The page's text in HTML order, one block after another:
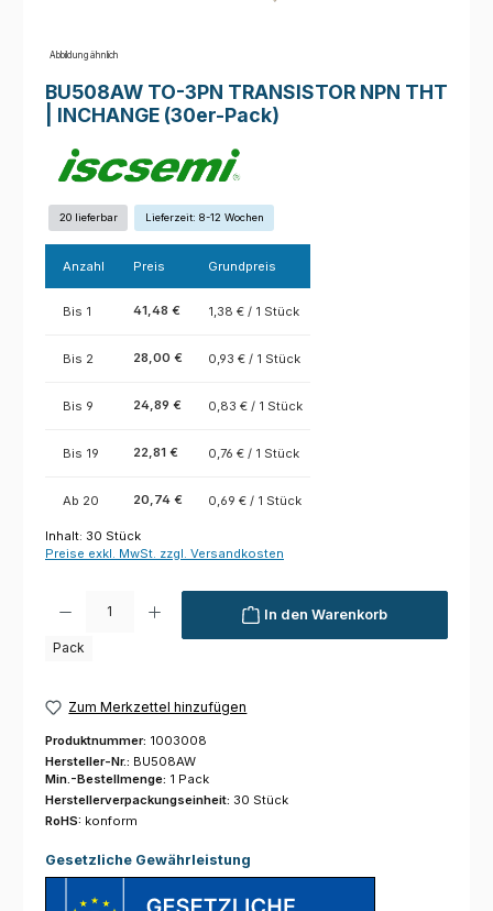
Abbildung ähnlich
BU508AW TO-3PN TRANSISTOR NPN THT
| INCHANGE (30er-Pack)
20 lieferbar Lieferzeit: 8-12 Wochen
Anzahl Preis Grundpreis
Bis 1 41,48 € 1,38 € / 1 Stück
Bis 2 28,00 € 0,93 € / 1 Stück
Bis 9 24,89 € 0,83 € / 1 Stück
Bis 19 22,81 € 0,76 € / 1 Stück
Ab 20 20,74 € 0,69 € / 1 Stück
Inhalt: 30 Stück
Preise exkl. MwSt. zzgl. Versandkosten
Produkt Anzahl: Gib den gewünschten Wert ein oder benutze die
Pack
In den Warenkorb
Zum Merkzettel hinzufügen
Produktnummer: 1003008
Hersteller-Nr.: BU508AW
Min.-Bestellmenge: 1 Pack
Herstellerverpackungseinheit: 30 Stück
RoHS: konform
Gesetzliche Gewährleistung